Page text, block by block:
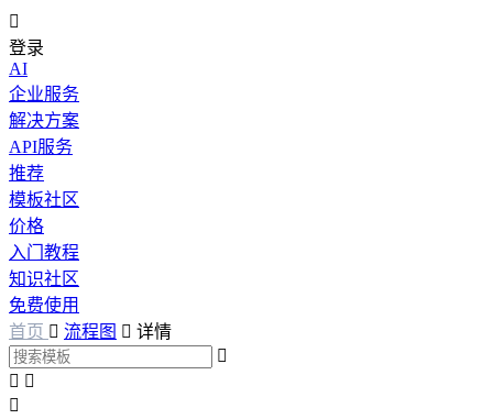

登录
AI
企业服务
解决方案
API服务
推荐
模板社区
价格
入门教程
知识社区
免费使用
首页  流程图  详情

 
